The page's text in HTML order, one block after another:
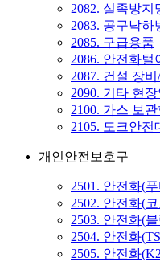
2082. 실족방
2083. 공구낙하
2085. 구급용품
2086. 안전화털
2087. 건설 장
2090. 기타 현
2100. 가스 보
2105. 도크안전
개인안전보호구
2501. 안전화(
2502. 안전화(
2503. 안전화(
2504. 안전화
2505. 안전화